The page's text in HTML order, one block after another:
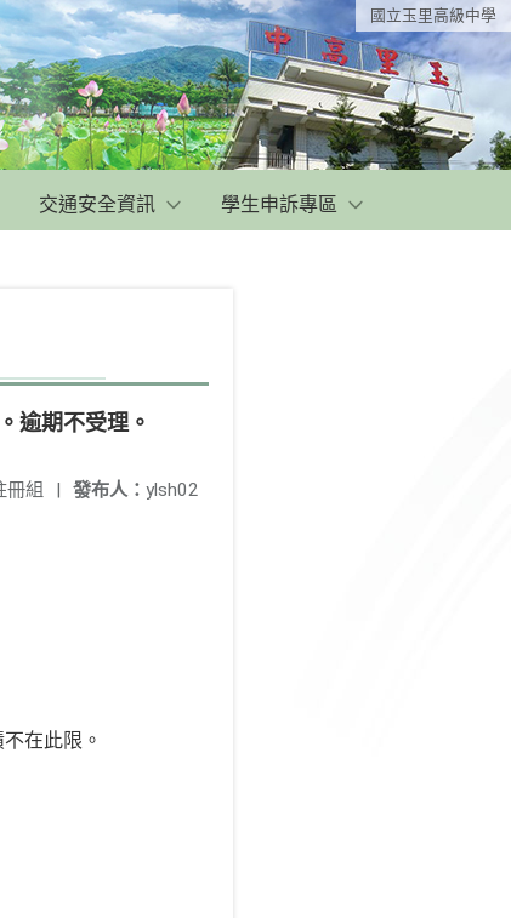
國立玉里高級中學
交通安全資訊 學生申訴專區
逾期不受理。
發布人： ylsh02
冊組 |
在此限。